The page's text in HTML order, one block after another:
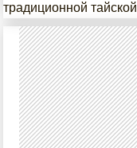
традиционной